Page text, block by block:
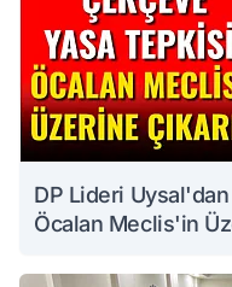
DP Lideri
Öcalan Meclis'in